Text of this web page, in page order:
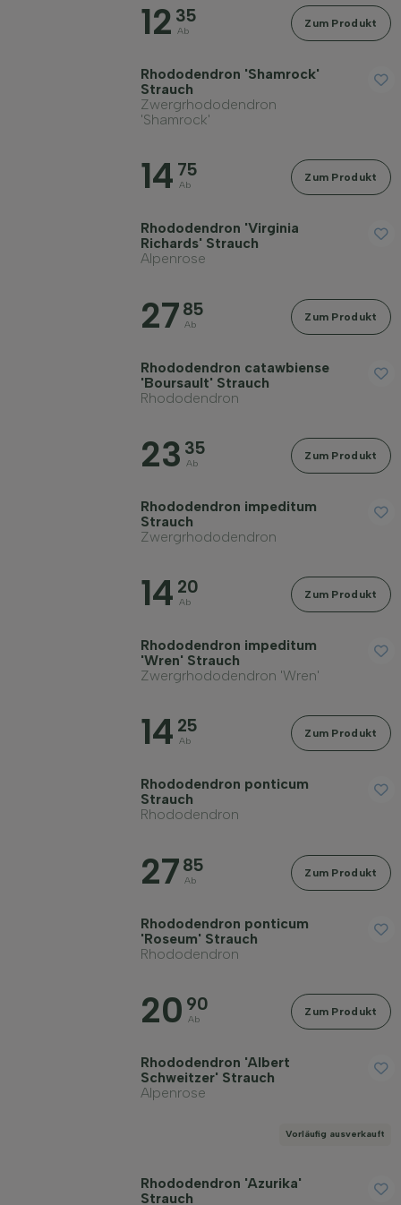
12 35
Ab
Zum Produkt
Rhododendron 'Shamrock'
Strauch
Zwergrhododendron
'Shamrock'
14 75
Ab
Zum Produkt
Rhododendron 'Virginia
Richards' Strauch
Alpenrose
27 85
Ab
Zum Produkt
Rhododendron catawbiense
'Boursault' Strauch
Rhododendron
23 35
Ab
Zum Produkt
Rhododendron impeditum
Strauch
Zwergrhododendron
14 20
Ab
Zum Produkt
Rhododendron impeditum
'Wren' Strauch
Zwergrhododendron 'Wren'
14 25
Ab
Zum Produkt
Rhododendron ponticum
Strauch
Rhododendron
27 85
Ab
Zum Produkt
Rhododendron ponticum
'Roseum' Strauch
Rhododendron
20 90
Ab
Zum Produkt
Rhododendron 'Albert
Schweitzer' Strauch
Alpenrose
Vorläufig ausverkauft
Rhododendron 'Azurika'
Strauch